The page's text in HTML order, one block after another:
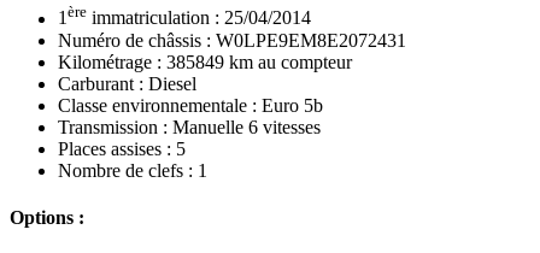
1ère immatriculation : 25/04/2014
Numéro de châssis : W0LPE9EM8E2072431
Kilométrage : 385849 km au compteur
Carburant : Diesel
Classe environnementale : Euro 5b
Transmission : Manuelle 6 vitesses
Places assises : 5
Nombre de clefs : 1
Options :